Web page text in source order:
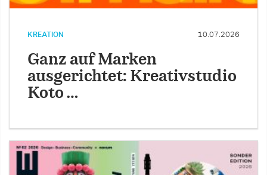
KREATION 10.07.2026
Ganz auf Marken
ausgerichtet: Kreativstudio
Koto …